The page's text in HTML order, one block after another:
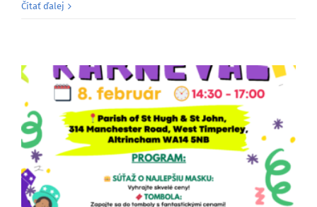
Čítať ďalej